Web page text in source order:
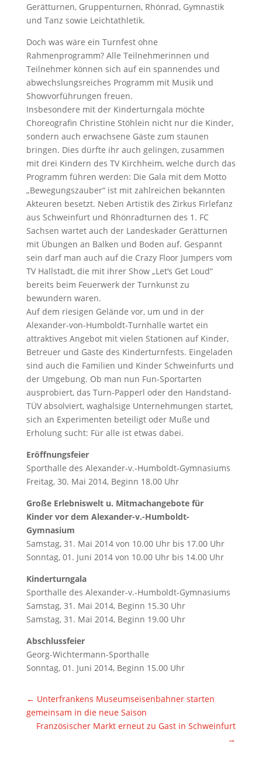
Gerätturnen, Gruppenturnen, Rhönrad, Gymnastik
und Tanz sowie Leichtathletik.
Doch was wäre ein Turnfest ohne
Rahmenprogramm? Alle Teilnehmerinnen und
Teilnehmer können sich auf ein spannendes und
abwechslungsreiches Programm mit Musik und
Showvorführungen freuen.
Insbesondere mit der Kinderturngala möchte
Choreografin Christine Stöhlein nicht nur die Kinder,
sondern auch erwachsene Gäste zum staunen
bringen. Dies dürfte ihr auch gelingen, zusammen
mit drei Kindern des TV Kirchheim, welche durch das
Programm führen werden: Die Gala mit dem Motto
„Bewegungszauber“ ist mit zahlreichen bekannten
Akteuren besetzt. Neben Artistik des Zirkus Firlefanz
aus Schweinfurt und Rhönradturnen des 1. FC
Sachsen wartet auch der Landeskader Gerätturnen
mit Übungen an Balken und Boden auf. Gespannt
sein darf man auch auf die Crazy Floor Jumpers vom
TV Hallstadt, die mit ihrer Show „Let‘s Get Loud“
bereits beim Feuerwerk der Turnkunst zu
bewundern waren.
Auf dem riesigen Gelände vor, um und in der
Alexander-von-Humboldt-Turnhalle wartet ein
attraktives Angebot mit vielen Stationen auf Kinder,
Betreuer und Gäste des Kinderturnfests. Eingeladen
sind auch die Familien und Kinder Schweinfurts und
der Umgebung. Ob man nun Fun-Sportarten
ausprobiert, das Turn-Papperl oder den Handstand-
TÜV absolviert, waghalsige Unternehmungen startet,
sich an Experimenten beteiligt oder Muße und
Erholung sucht: Für alle ist etwas dabei.
Eröffnungsfeier
Sporthalle des Alexander-v.-Humboldt-Gymnasiums
Freitag, 30. Mai 2014, Beginn 18.00 Uhr
Große Erlebniswelt u. Mitmachangebote für
Kinder vor dem Alexander-v.-Humboldt-
Gymnasium
Samstag, 31. Mai 2014 von 10.00 Uhr bis 17.00 Uhr
Sonntag, 01. Juni 2014 von 10.00 Uhr bis 14.00 Uhr
Kinderturngala
Sporthalle des Alexander-v.-Humboldt-Gymnasiums
Samstag, 31. Mai 2014, Beginn 15.30 Uhr
Samstag, 31. Mai 2014, Beginn 19.00 Uhr
Abschlussfeier
Georg-Wichtermann-Sporthalle
Sonntag, 01. Juni 2014, Beginn 15.00 Uhr
← Unterfrankens Museumseisenbahner starten
gemeinsam in die neue Saison
Französischer Markt erneut zu Gast in Schweinfurt
→